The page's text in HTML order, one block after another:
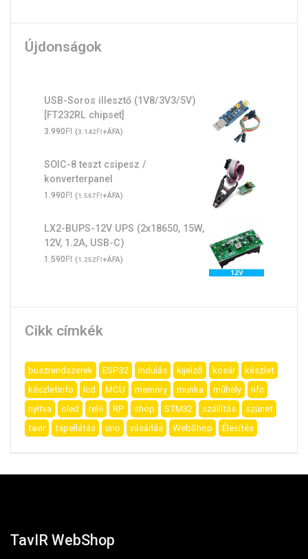
Újdonságok
USB-Soros illesztő (1V8/3V3/5V)
[FT232RL chipset]
3.990Ft (3.142Ft+ÁFA)
SOIC-8 teszt csipesz /
konverterpanel
1.990Ft (1.567Ft+ÁFA)
LX2-BUPS-12V UPS (2x18650, 15W,
12V, 1.2A, USB-C)
1.590Ft (1.252Ft+ÁFA)
Cikk címkék
buszrendszerek ESP32 indulás kijelző kosár
készlet
készletinfo
lcd MCU memory munka műhely
nfc
nyitva
oled relé RP shop STM32 szállítás
szünet
tavir
tápellátás uno vásárlás WebShop Élesítés
TavIR WebShop